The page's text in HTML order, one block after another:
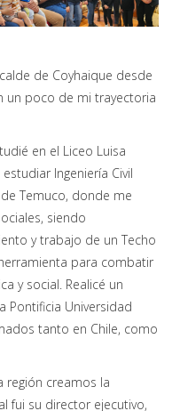
de Coyhaique desde
un poco de mi trayectoria
en el Liceo Luisa
Ingeniería Civil
Temuco, donde me
siendo
y trabajo de un Techo
para combatir
y social. Realicé un
Pontificia Universidad
tanto en Chile, como
región creamos la
fui su director ejecutivo,